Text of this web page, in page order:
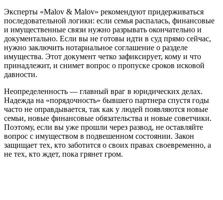
Эксперты «Malov & Malov» рекомендуют придерживаться
последовательной логики: если семья распалась, финансовые
и имущественные связи нужно разрывать окончательно и
документально. Если вы не готовы идти в суд прямо сейчас,
нужно заключить нотариальное соглашение о разделе
имущества. Этот документ четко зафиксирует, кому и что
принадлежит, и снимет вопрос о пропуске сроков исковой
давности.
Неопределенность — главный враг в юридических делах.
Надежда на «порядочность» бывшего партнера спустя годы
часто не оправдывается, так как у людей появляются новые
семьи, новые финансовые обязательства и новые советчики.
Поэтому, если вы уже прошли через развод, не оставляйте
вопрос с имуществом в подвешенном состоянии. Закон
защищает тех, кто заботится о своих правах своевременно, а
не тех, кто ждет, пока грянет гром.